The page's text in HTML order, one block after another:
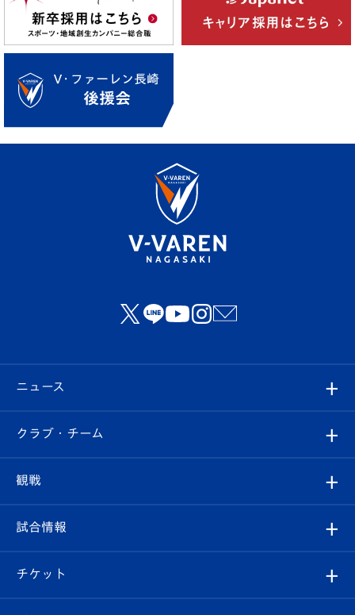
ニュース
すべて
クラブ
試合情報
クラブ・チーム
クラブ概要
エンブレム紹介
観戦
観戦ルール
はじめての観戦ガイド
試合情報
試合日程/結果
チケット